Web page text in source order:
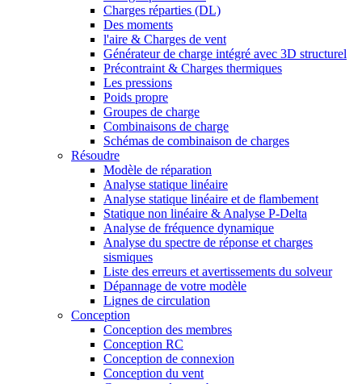
Charges réparties (DL)
Des moments
l'aire & Charges de vent
Générateur de charge intégré avec 3D structurel
Précontraint & Charges thermiques
Les pressions
Poids propre
Groupes de charge
Combinaisons de charge
Schémas de combinaison de charges
Résoudre
Modèle de réparation
Analyse statique linéaire
Analyse statique linéaire et de flambement
Statique non linéaire & Analyse P-Delta
Analyse de fréquence dynamique
Analyse du spectre de réponse et charges
sismiques
Liste des erreurs et avertissements du solveur
Dépannage de votre modèle
Lignes de circulation
Conception
Conception des membres
Conception RC
Conception de connexion
Conception du vent